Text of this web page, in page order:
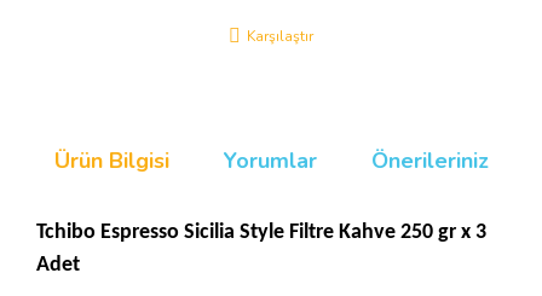
Karşılaştır
Ürün Bilgisi Yorumlar Önerileriniz
Tchibo Espresso Sicilia Style Filtre Kahve 250 gr x 3
Adet